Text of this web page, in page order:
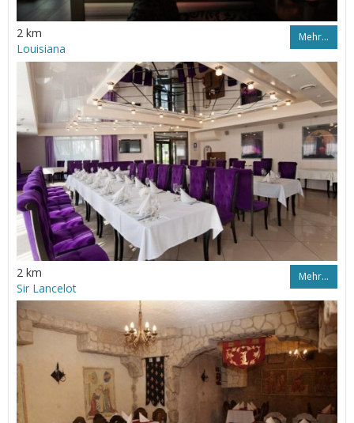
2 km Mehr…
Louisiana
2 km Mehr…
Sir Lancelot